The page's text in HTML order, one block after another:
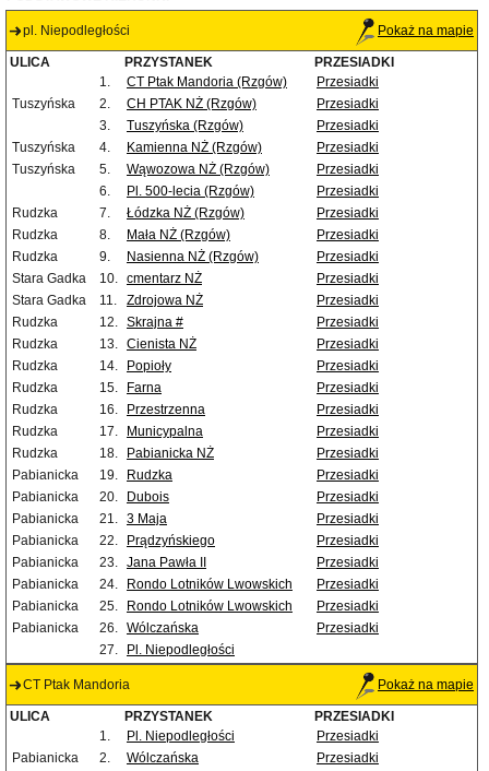
pl. Niepodległości Pokaż na mapie
ULICA PRZYSTANEK
PRZESIADKI
1.
CT Ptak Mandoria (Rzgów)
Przesiadki
Tuszyńska
2. CH PTAK NŻ (Rzgów)
Przesiadki
3.
Tuszyńska (Rzgów)
Przesiadki
Tuszyńska
4. Kamienna NŻ (Rzgów)
Przesiadki
Tuszyńska
5. Wąwozowa NŻ (Rzgów)
Przesiadki
6.
Pl. 500-lecia (Rzgów)
Przesiadki
Rudzka
7. Łódzka NŻ (Rzgów)
Przesiadki
Rudzka
8. Mała NŻ (Rzgów)
Przesiadki
Rudzka
9. Nasienna NŻ (Rzgów)
Przesiadki
Stara Gadka
10. cmentarz NŻ
Przesiadki
Stara Gadka
11. Zdrojowa NŻ
Przesiadki
Rudzka
12. Skrajna #
Przesiadki
Rudzka
13. Cienista NŻ
Przesiadki
Rudzka
14. Popioły
Przesiadki
Rudzka
15. Farna
Przesiadki
Rudzka
16. Przestrzenna
Przesiadki
Rudzka
17. Municypalna
Przesiadki
Rudzka
18. Pabianicka NŻ
Przesiadki
Pabianicka
19. Rudzka
Przesiadki
Pabianicka
20. Dubois
Przesiadki
Pabianicka
21. 3 Maja
Przesiadki
Pabianicka
22. Prądzyńskiego
Przesiadki
Pabianicka
23. Jana Pawła II
Przesiadki
Pabianicka
24. Rondo Lotników Lwowskich
Przesiadki
Pabianicka
25. Rondo Lotników Lwowskich
Przesiadki
Pabianicka
26. Wólczańska
Przesiadki
27.
Pl. Niepodległości
CT Ptak Mandoria Pokaż na mapie
ULICA PRZYSTANEK
PRZESIADKI
1.
Pl. Niepodległości
Przesiadki
Pabianicka
2. Wólczańska
Przesiadki